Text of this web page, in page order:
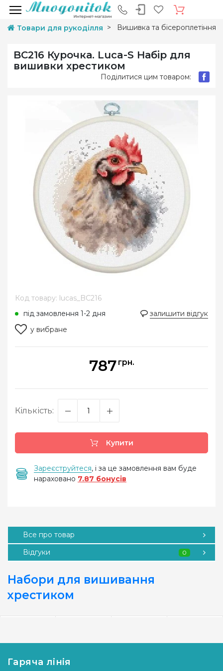
Товари для рукоділля Вишивка та бісероплетіння
BC216 Курочка. Luca-S Набір для
вишивки хрестиком
Поділитися цим товаром:
Код товару: lucas_BC216
під замовлення 1-2 дня
залишити відгук
у вибране
787 грн.
Кількість:
Купити
Зареєструйтеся, і за це замовлення вам буде
нараховано 7.87 бонусів
Все про товар
Відгуки
0
Набори для вишивання
хрестиком
Гаряча лінія